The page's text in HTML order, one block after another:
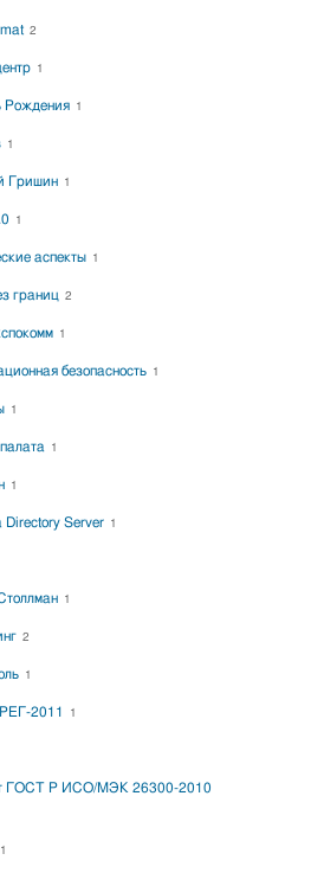
2
1
Рождения 1
1
Гришин 1
1
аспекты 1
границ 2
1
безопасность 1
1
1
1
Directory Server 1
1
2
1
2011 1
ГОСТ Р ИСО/МЭК 26300-2010
1